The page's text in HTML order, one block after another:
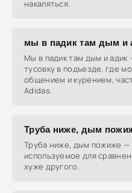
накаляться.
мы в падик там дым и
Мы в падик там дым и
тусовку в подъезде, где
общением и курением,
Adidas.
Труба ниже, дым
Труба ниже, дым пожиже —
используемое для
хуже другого.